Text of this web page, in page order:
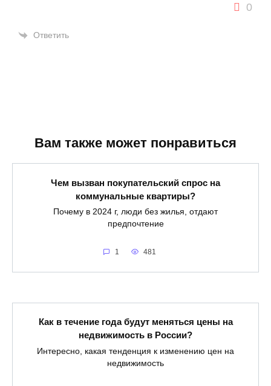
0
Ответить
Вам также может понравиться
Чем вызван покупательский спрос на
коммунальные квартиры?
Почему в 2024 г, люди без жилья, отдают
предпочтение
1 481
Как в течение года будут меняться цены на
недвижимость в России?
Интересно, какая тенденция к изменению цен на
недвижимость